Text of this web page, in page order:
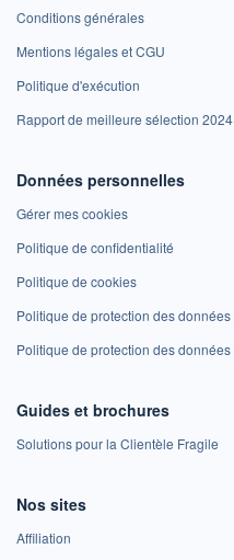
Conditions générales
Mentions légales et CGU
Politique d'exécution
Rapport de meilleure sélection 2024
Données personnelles
Gérer mes cookies
Politique de confidentialité
Politique de cookies
Politique de protection des
Politique de protection des
Guides et brochures
Solutions pour la Clientèle Fragile
Nos sites
Affiliation